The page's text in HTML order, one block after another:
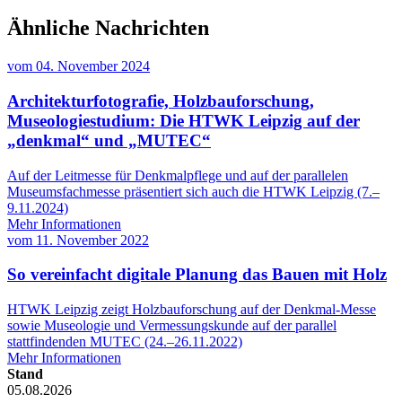
Ähnliche Nachrichten
vom 04. November 2024
Architekturfotografie, Holzbauforschung,
Museologiestudium: Die HTWK Leipzig auf der
„denkmal“ und „MUTEC“
Auf der Leitmesse für Denkmalpflege und auf der parallelen
Museumsfachmesse präsentiert sich auch die HTWK Leipzig (7.–
9.11.2024)
Mehr Informationen
vom 11. November 2022
So vereinfacht digitale Planung das Bauen mit Holz
HTWK Leipzig zeigt Holzbauforschung auf der Denkmal-Messe
sowie Museologie und Vermessungskunde auf der parallel
stattfindenden MUTEC (24.–26.11.2022)
Mehr Informationen
Stand
05.08.2026